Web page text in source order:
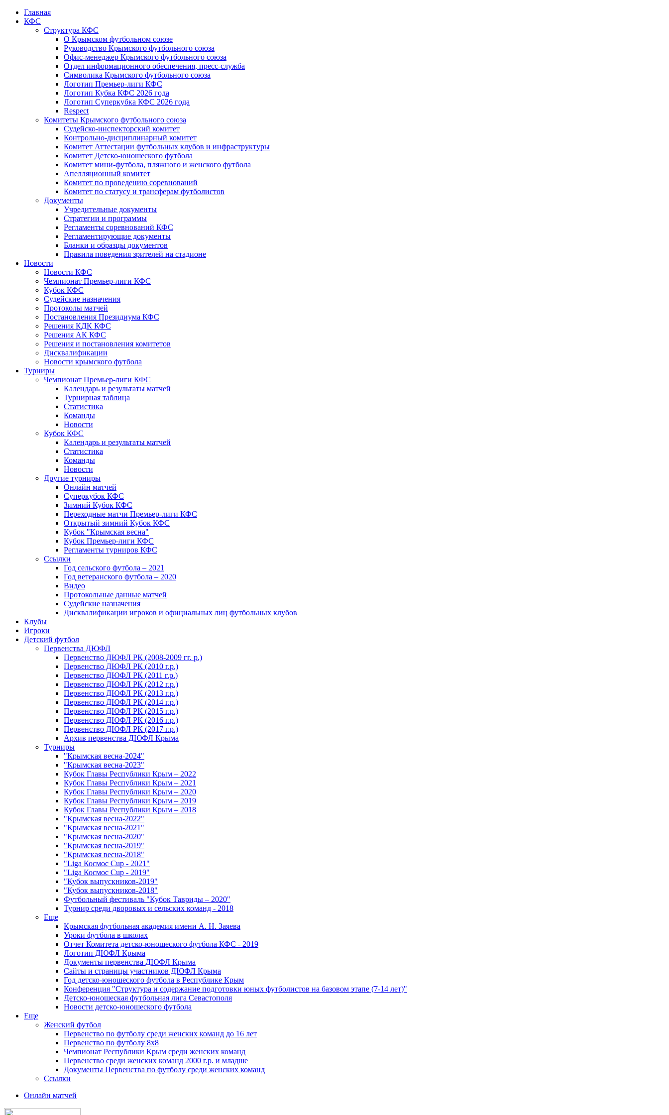
Главная
КФС
Структура КФС
О Крымском футбольном союзе
Руководство Крымского футбольного союза
Офис-менеджер Крымского футбольного союза
Отдел информационного обеспечения, пресс-служба
Символика Крымского футбольного союза
Логотип Премьер-лиги КФС
Логотип Кубка КФС 2026 года
Логотип Суперкубка КФС 2026 года
Respect
Комитеты Крымского футбольного союза
Судейско-инспекторский комитет
Контрольно-дисциплинарный комитет
Комитет Аттестации футбольных клубов и инфраструктуры
Комитет Детско-юношеского футбола
Комитет мини-футбола, пляжного и женского футбола
Апелляционный комитет
Комитет по проведению соревнований
Комитет по статусу и трансферам футболистов
Документы
Учредительные документы
Стратегии и программы
Регламенты соревнований КФС
Регламентирующие документы
Бланки и образцы документов
Правила поведения зрителей на стадионе
Новости
Новости КФС
Чемпионат Премьер-лиги КФС
Кубок КФС
Судейские назначения
Протоколы матчей
Постановления Президиума КФС
Решения КДК КФС
Решения АК КФС
Решения и постановления комитетов
Дисквалификации
Новости крымского футбола
Турниры
Чемпионат Премьер-лиги КФС
Календарь и результаты матчей
Турнирная таблица
Статистика
Команды
Новости
Кубок КФС
Календарь и результаты матчей
Статистика
Команды
Новости
Другие турниры
Онлайн матчей
Суперкубок КФС
Зимний Кубок КФС
Переходные матчи Премьер-лиги КФС
Открытый зимний Кубок КФС
Кубок "Крымская весна"
Кубок Премьер-лиги КФС
Регламенты турниров КФС
Ссылки
Год сельского футбола – 2021
Год ветеранского футбола – 2020
Видео
Протокольные данные матчей
Судейские назначения
Дисквалификации игроков и официальных лиц футбольных клубов
Клубы
Игроки
Детский футбол
Первенства ДЮФЛ
Первенство ДЮФЛ РК (2008-2009 гг. р.)
Первенство ДЮФЛ РК (2010 г.р.)
Первенство ДЮФЛ РК (2011 г.р.)
Первенство ДЮФЛ РК (2012 г.р.)
Первенство ДЮФЛ РК (2013 г.р.)
Первенство ДЮФЛ РК (2014 г.р.)
Первенство ДЮФЛ РК (2015 г.р.)
Первенство ДЮФЛ РК (2016 г.р.)
Первенство ДЮФЛ РК (2017 г.р.)
Архив первенства ДЮФЛ Крыма
Турниры
"Крымская весна-2024"
"Крымская весна-2023"
Кубок Главы Республики Крым – 2022
Кубок Главы Республики Крым – 2021
Кубок Главы Республики Крым – 2020
Кубок Главы Республики Крым – 2019
Кубок Главы Республики Крым – 2018
"Крымская весна-2022"
"Крымская весна-2021"
"Крымская весна-2020"
"Крымская весна-2019"
"Крымская весна-2018"
"Liga Космос Cup - 2021"
"Liga Космос Cup - 2019"
"Кубок выпускников-2019"
"Кубок выпускников-2018"
Футбольный фестиваль "Кубок Тавриды – 2020"
Турнир среди дворовых и сельских команд - 2018
Еще
Крымская футбольная академия имени А. Н. Заяева
Уроки футбола в школах
Отчет Комитета детско-юношеского футбола КФС - 2019
Логотип ДЮФЛ Крыма
Документы первенства ДЮФЛ Крыма
Сайты и страницы участников ДЮФЛ Крыма
Год детско-юношеского футбола в Республике Крым
Конференция "Структура и содержание подготовки юных футболистов на базовом этапе (7-14 лет)"
Детско-юношеская футбольная лига Севастополя
Новости детско-юношеского футбола
Еще
Женский футбол
Первенство по футболу среди женских команд до 16 лет
Первенство по футболу 8х8
Чемпионат Республики Крым среди женских команд
Первенство среди женских команд 2000 г.р. и младше
Документы Первенства по футболу среди женских команд
Ссылки
Онлайн матчей